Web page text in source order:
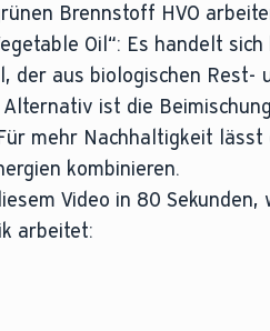
Brennstoff HVO
Oil“: Es handelt
der aus biologischen Rest-
ist die
mehr Nachhaltigkeit lässt
kombinieren.
Video in 80 Sekunden,
arbeitet: